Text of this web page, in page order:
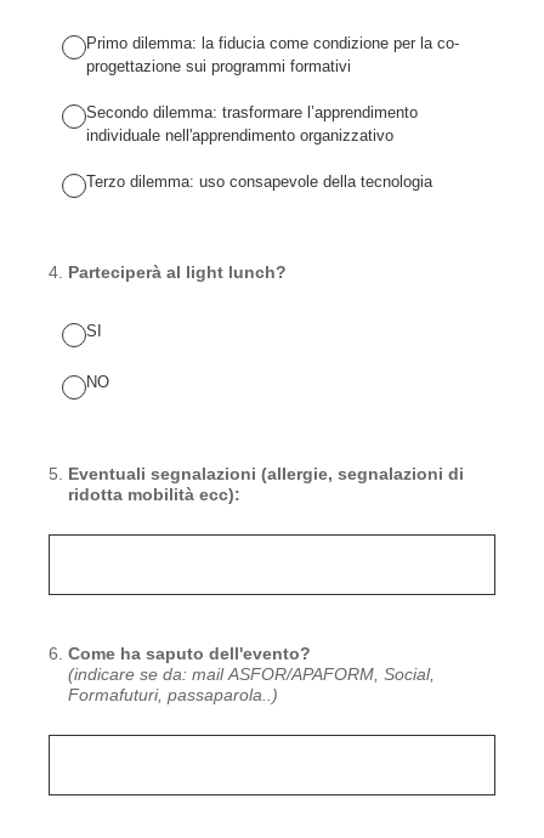
Primo dilemma: la fiducia come condizione per la co-
progettazione sui programmi formativi
Secondo dilemma: trasformare l’apprendimento
individuale nell'apprendimento organizzativo
Terzo dilemma: uso consapevole della tecnologia
4 Parteciperà al light lunch?
SI
NO
5
Eventuali segnalazioni (allergie, segnalazioni di
ridotta mobilità ecc):
6 Come ha saputo dell'evento?
(indicare se da: mail ASFOR/APAFORM, Social,
Formafuturi, passaparola..)